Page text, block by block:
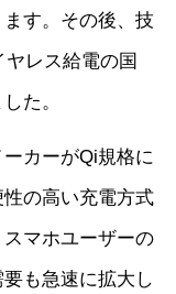
す。その後、技
レス給電の国
た。
カーがQi規格に
の高い充電方式
マホユーザーの
も急速に拡大し